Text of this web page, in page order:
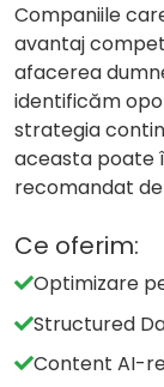
Companiile
avantaj
afacerea
identificăm
strategia
aceasta poate
recomandat de
Ce oferim:
Optimizare
Structured
Content AI-